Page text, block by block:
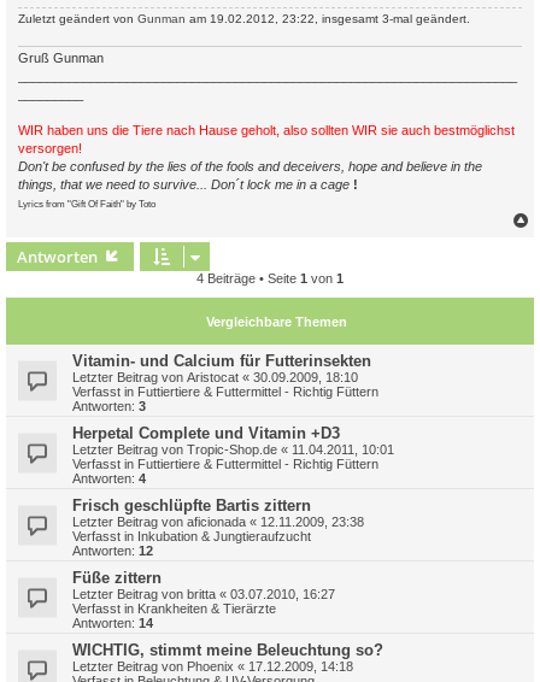
Zuletzt geändert von Gunman am 19.02.2012, 23:22, insgesamt 3-mal geändert.
Gruß Gunman
WIR haben uns die Tiere nach Hause geholt, also sollten WIR sie auch bestmöglichst
versorgen!
Don't be confused by the lies of the fools and deceivers, hope and believe in the
things, that we need to survive... Don´t lock me in a cage !
Lyrics from "Gift Of Faith" by Toto
Antworten
4 Beiträge • Seite 1 von 1
Vergleichbare Themen
Vitamin- und Calcium für Futterinsekten
Letzter Beitrag von Aristocat « 30.09.2009, 18:10
Verfasst in Futtiertiere & Futtermittel - Richtig Füttern
Antworten: 3
Herpetal Complete und Vitamin +D3
Letzter Beitrag von Tropic-Shop.de « 11.04.2011, 10:01
Verfasst in Futtiertiere & Futtermittel - Richtig Füttern
Antworten: 4
Frisch geschlüpfte Bartis zittern
Letzter Beitrag von aficionada « 12.11.2009, 23:38
Verfasst in Inkubation & Jungtieraufzucht
Antworten: 12
Füße zittern
Letzter Beitrag von britta « 03.07.2010, 16:27
Verfasst in Krankheiten & Tierärzte
Antworten: 14
WICHTIG, stimmt meine Beleuchtung so?
Letzter Beitrag von Phoenix « 17.12.2009, 14:18